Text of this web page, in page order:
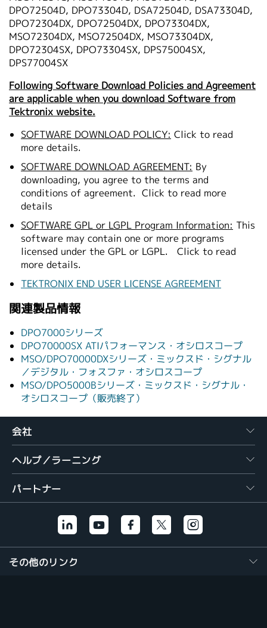
DPO72504D, DPO73304D, DSA72504D, DSA73304D,
DPO72304DX, DPO72504DX, DPO73304DX,
MSO72304DX, MSO72504DX, MSO73304DX,
DPO72304SX, DPO73304SX, DPS75004SX,
DPS77004SX
Following Software Download Policies and Agreement
are applicable when you download Software from
Tektronix website.
SOFTWARE DOWNLOAD POLICY: Click to read
more details.
SOFTWARE DOWNLOAD AGREEMENT: By
downloading, you agree to the terms and
conditions of agreement. Click to read more
details
SOFTWARE GPL or LGPL Program Information: This
software may contain one or more programs
licensed under the GPL or LGPL.
Click to read
more details.
TEKTRONIX END USER LICENSE AGREEMENT
関連製品情報
DPO7000シリーズ
DPO70000SX ATIパフォーマンス・オシロスコープ
MSO/DPO70000DXシリーズ・ミックスド・シグナル
／デジタル・フォスファ・オシロスコープ
MSO/DPO5000Bシリーズ・ミックスド・シグナル・
オシロスコープ（販売終了）
会社
ヘルプ／ラーニング
パートナー
その他のリンク